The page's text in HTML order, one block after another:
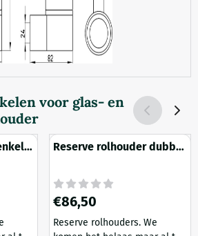
voor glas- en
Reserve rolhouder dubbel
Prijs: 86,50
€86,50
Reserve rolhouders. We